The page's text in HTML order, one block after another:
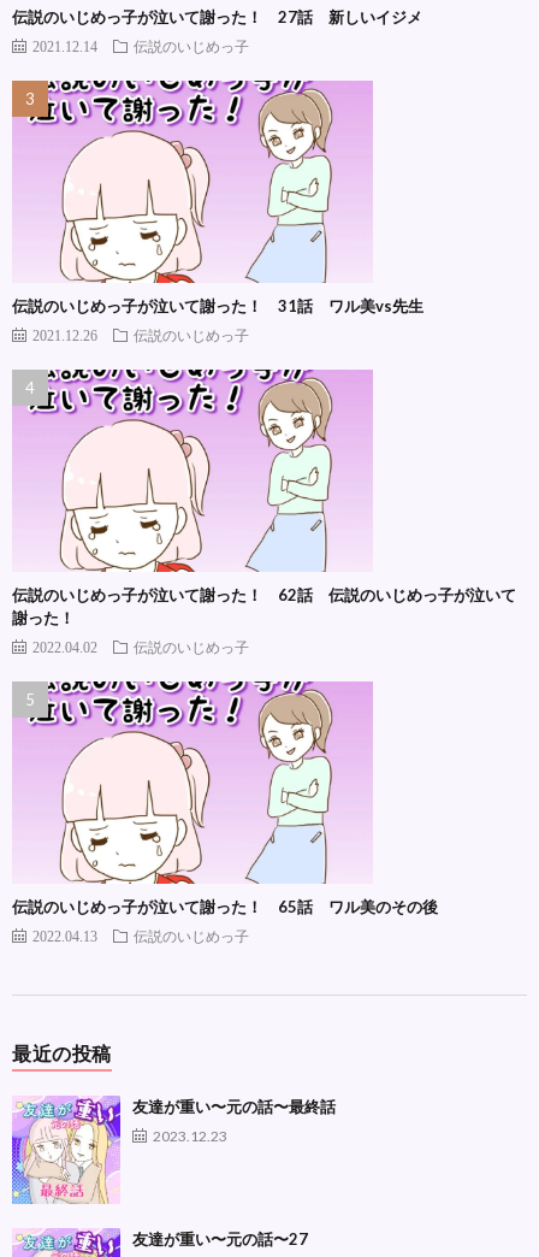
伝説のいじめっ子が泣いて謝った！ 27話 新しいイジメ
2021.12.14 伝説のいじめっ子
伝説のいじめっ子が泣いて謝った！ 31話 ワル美vs先生
2021.12.26 伝説のいじめっ子
伝説のいじめっ子が泣いて謝った！ 62話 伝説のいじめっ子が泣いて
謝った！
2022.04.02 伝説のいじめっ子
伝説のいじめっ子が泣いて謝った！ 65話 ワル美のその後
2022.04.13 伝説のいじめっ子
最近の投稿
友達が重い〜元の話〜最終話
2023.12.23
友達が重い〜元の話〜27